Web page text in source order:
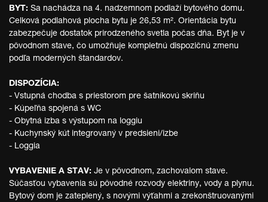
BYT: Sa nachádza na 4. nadzemnom podlaží bytového domu.
Celková podlahová plocha bytu je 26,53 m². Orientácia bytu
zabezpečuje dostatok prirodzeného svetla počas dňa. Byt je v
pôvodnom stave, čo umožňuje kompletnú dispozičnú zmenu
podľa moderných štandardov.
DISPOZÍCIA:
- Vstupná chodba s priestorom pre šatníkovú skriňu
- Kúpeľňa spojená s WC
- Obytná izba s výstupom na loggiu
- Kuchynský kút integrovaný v predsieni/izbe
- Loggia
VYBAVENIE A STAV: Je v pôvodnom, zachovalom stave.
Súčasťou vybavenia sú pôvodné rozvody elektriny, vody a plynu.
Bytový dom je zateplený, s novými výťahmi a zrekonštruovanými